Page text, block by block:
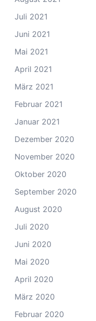
Juli 2021
Juni 2021
Mai 2021
April 2021
März 2021
Februar 2021
Januar 2021
Dezember 2020
November 2020
Oktober 2020
September 2020
August 2020
Juli 2020
Juni 2020
Mai 2020
April 2020
März 2020
Februar 2020